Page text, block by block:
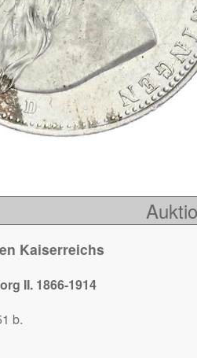
Kaiserreichs
II. 1866-1914
b.